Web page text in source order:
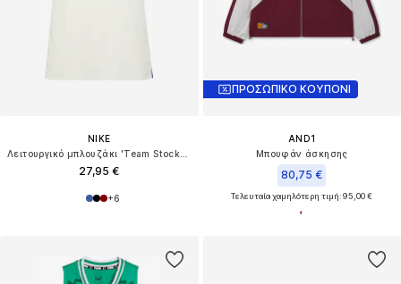
NIKE
27,95 €
+6
ΠΡΟΣΩΠΙΚΟ ΚΟΥΠΟΝΙ
AND1
Μπουφάν άσκησης
80,75 €
Τελευταία χαμηλότερη τιμή:95,00 €